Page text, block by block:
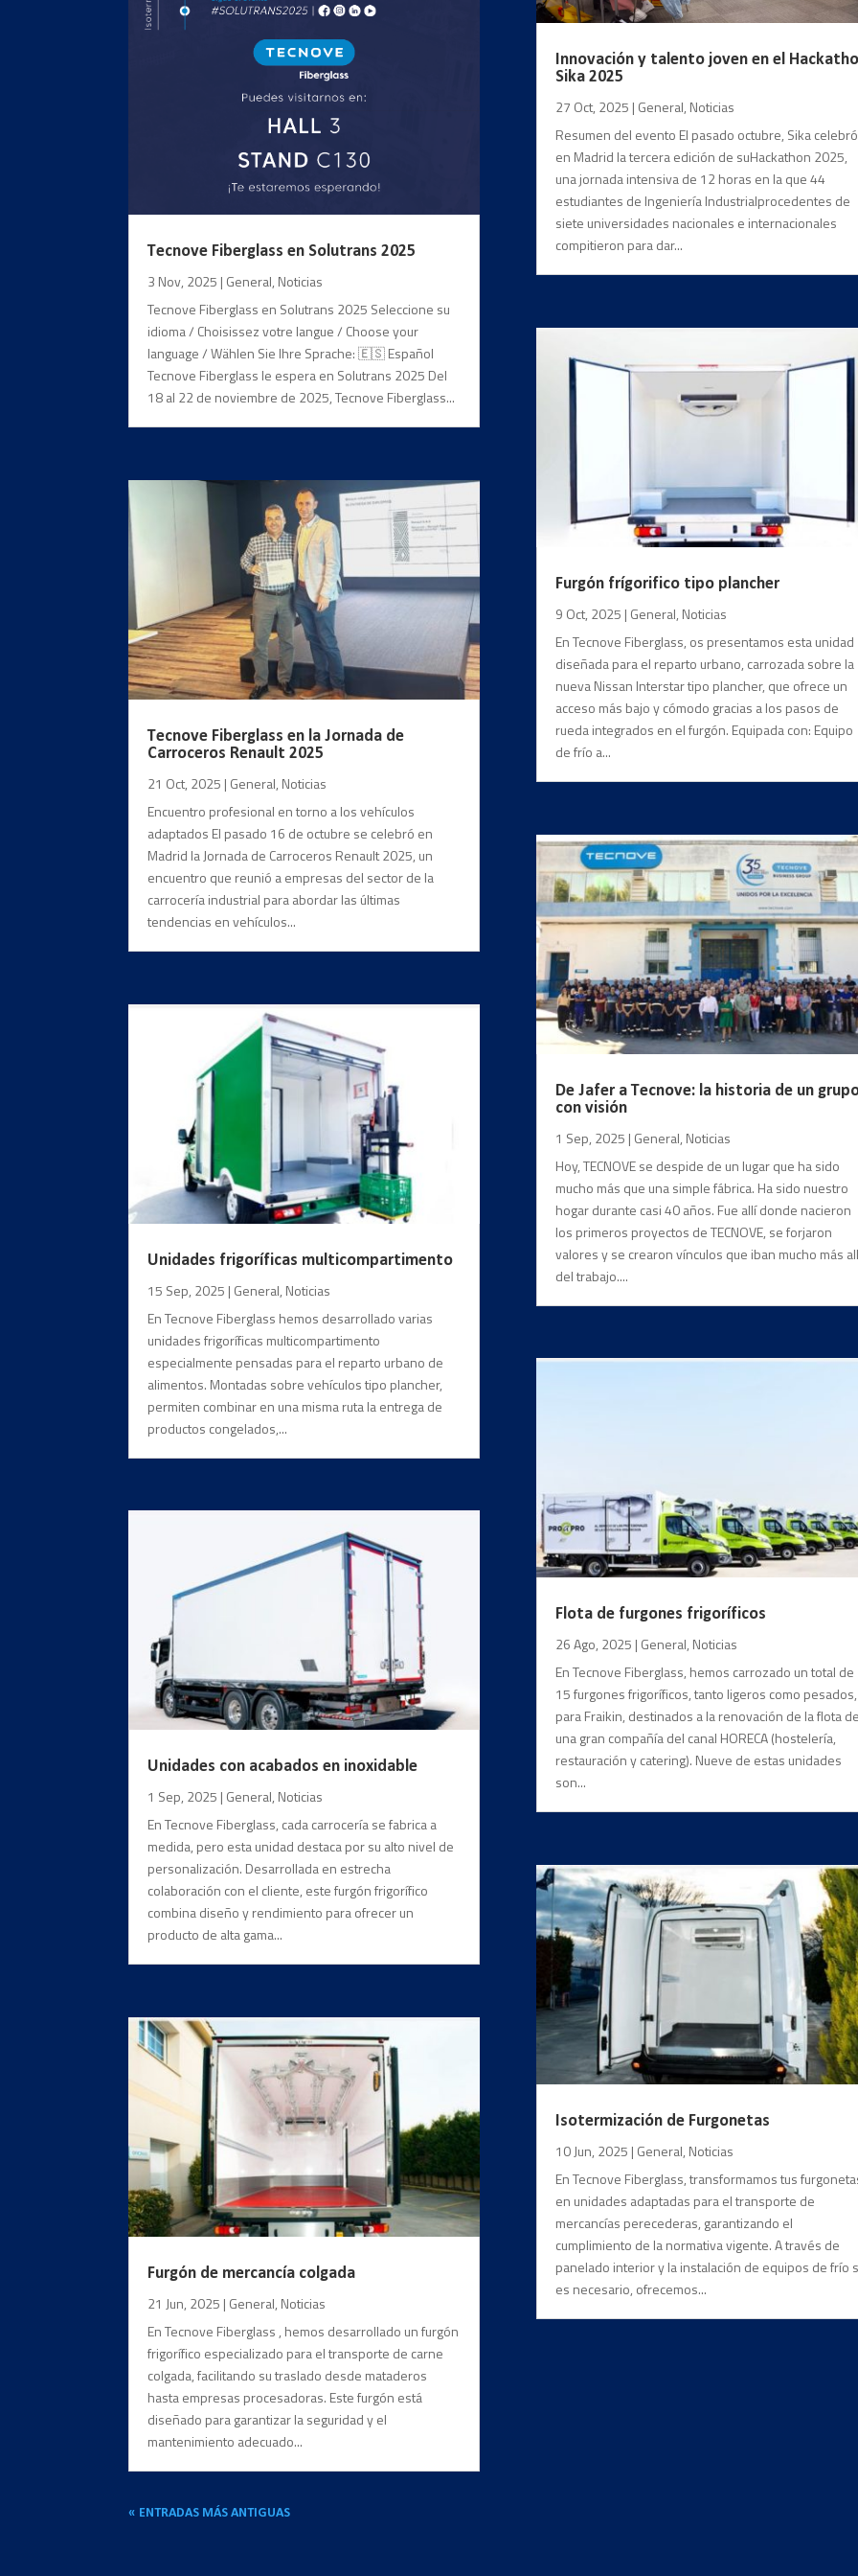
Tecnove Fiberglass en Solutrans 2025
3 Nov, 2025 | General, Noticias
Tecnove Fiberglass en Solutrans 2025 Seleccione su
idioma / Choisissez votre langue / Choose your
language / Wählen Sie Ihre Sprache: 🇪🇸 Español
Tecnove Fiberglass le espera en Solutrans 2025 Del
18 al 22 de noviembre de 2025, Tecnove Fiberglass...
Tecnove Fiberglass en la Jornada de
Carroceros Renault 2025
21 Oct, 2025 | General, Noticias
Encuentro profesional en torno a los vehículos
adaptados El pasado 16 de octubre se celebró en
Madrid la Jornada de Carroceros Renault 2025, un
encuentro que reunió a empresas del sector de la
carrocería industrial para abordar las últimas
tendencias en vehículos...
Unidades frigoríficas multicompartimento
15 Sep, 2025 | General, Noticias
En Tecnove Fiberglass hemos desarrollado varias
unidades frigoríficas multicompartimento
especialmente pensadas para el reparto urbano de
alimentos. Montadas sobre vehículos tipo plancher,
permiten combinar en una misma ruta la entrega de
productos congelados,...
Unidades con acabados en inoxidable
1 Sep, 2025 | General, Noticias
En Tecnove Fiberglass, cada carrocería se fabrica a
medida, pero esta unidad destaca por su alto nivel de
personalización. Desarrollada en estrecha
colaboración con el cliente, este furgón frigorífico
combina diseño y rendimiento para ofrecer un
producto de alta gama...
Furgón de mercancía colgada
21 Jun, 2025 | General, Noticias
En Tecnove Fiberglass , hemos desarrollado un furgón
frigorífico especializado para el transporte de carne
colgada, facilitando su traslado desde mataderos
hasta empresas procesadoras. Este furgón está
diseñado para garantizar la seguridad y el
mantenimiento adecuado...
Innovación y talento joven en el
Sika 2025
27 Oct, 2025 | General, Noticias
Resumen del evento El pasado octubre, Sika celebró
en Madrid la tercera edición de suHackathon 2025,
una jornada intensiva de 12 horas en la que 44
estudiantes de Ingeniería Industrialprocedentes de
siete universidades nacionales e internacionales
compitieron para dar...
Furgón frígorifico tipo plancher
9 Oct, 2025 | General, Noticias
En Tecnove Fiberglass, os presentamos esta unidad
diseñada para el reparto urbano, carrozada sobre la
nueva Nissan Interstar tipo plancher, que ofrece un
acceso más bajo y cómodo gracias a los pasos de
rueda integrados en el furgón. Equipada con: Equipo
de frío a...
De Jafer a Tecnove: la historia de un
con visión
1 Sep, 2025 | General, Noticias
Hoy, TECNOVE se despide de un lugar que ha sido
mucho más que una simple fábrica. Ha sido nuestro
hogar durante casi 40 años. Fue allí donde nacieron
los primeros proyectos de TECNOVE, se forjaron
valores y se crearon vínculos que iban mucho más
del trabajo....
Flota de furgones frigoríficos
26 Ago, 2025 | General, Noticias
En Tecnove Fiberglass, hemos carrozado un total de
15 furgones frigoríficos, tanto ligeros como pesados,
para Fraikin, destinados a la renovación de la flota
una gran compañía del canal HORECA (hostelería,
restauración y catering). Nueve de estas unidades
son...
Isotermización de Furgonetas
10 Jun, 2025 | General, Noticias
En Tecnove Fiberglass, transformamos tus
en unidades adaptadas para el transporte de
mercancías perecederas, garantizando el
cumplimiento de la normativa vigente. A través de
panelado interior y la instalación de equipos de frío
es necesario, ofrecemos...
« ENTRADAS MÁS ANTIGUAS